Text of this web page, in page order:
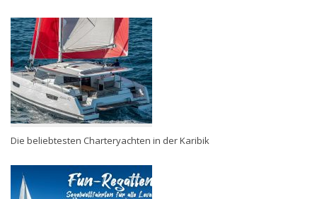
Die beliebtesten Charteryachten in der Karibik